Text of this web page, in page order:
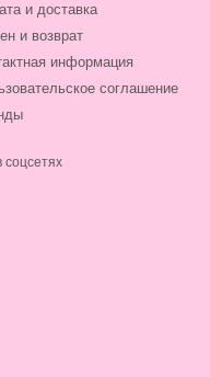
и доставка
и возврат
информация
соглашение
соцсетях